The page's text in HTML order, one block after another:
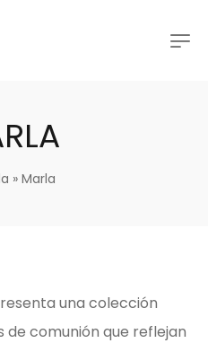
» Marla
una colección
comunión que reflejan